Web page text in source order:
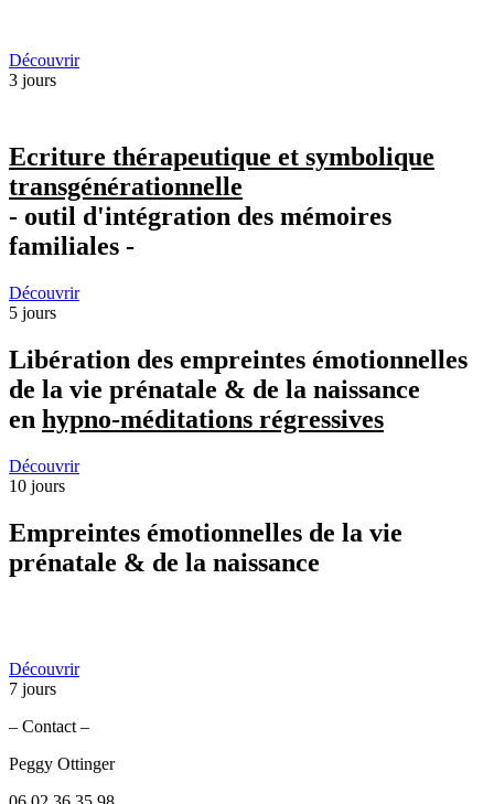
Découvrir
3 jours
Ecriture thérapeutique et symbolique
transgénérationnelle
- outil d'intégration des mémoires
familiales -
Découvrir
5 jours
Libération des empreintes émotionnelles
de la vie prénatale & de la naissance
en hypno-méditations régressives
Découvrir
10 jours
Empreintes émotionnelles de la vie
prénatale & de la naissance
Découvrir
7 jours
– Contact –
Peggy Ottinger